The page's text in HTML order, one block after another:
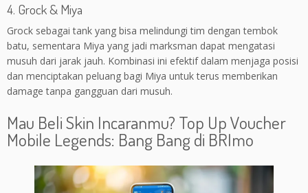
4. Grock & Miya
Grock sebagai tank yang bisa melindungi tim dengan tembok
batu, sementara Miya yang jadi marksman dapat mengatasi
musuh dari jarak jauh. Kombinasi ini efektif dalam menjaga posisi
dan menciptakan peluang bagi Miya untuk terus memberikan
damage tanpa gangguan dari musuh.
Mau Beli Skin Incaranmu? Top Up Voucher
Mobile Legends: Bang Bang di BRImo